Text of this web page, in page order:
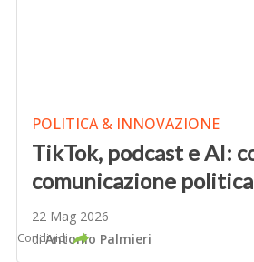
POLITICA & INNOVAZIONE
TikTok, podcast e AI:
comunicazione politica
22 Mag 2026
diAntonio Palmieri
Condividi